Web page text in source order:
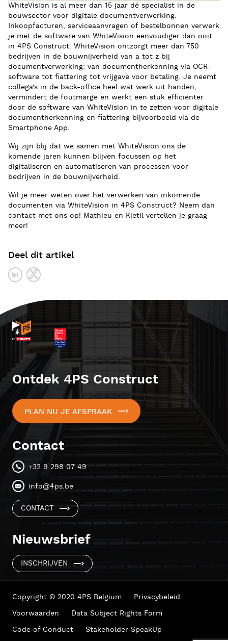
WhiteVision is al meer dan 15 jaar dé specialist in de
bouwsector voor digitale documentverwerking.
Inkoopfacturen, serviceaanvragen of bestelbonnen verwerk
je met de software van WhiteVision eenvoudiger dan ooit
in 4PS Construct. WhiteVision ontzorgt meer dan 750
bedrijven in de bouwnijverheid van a tot z bij
documentverwerking: van documentherkenning via OCR-
software tot fiattering tot vrijgave voor betaling. Je neemt
collega’s in de back-office heel wat werk uit handen,
vermindert de foutmarge en werkt een stuk efficiënter
door de software van WhiteVision in te zetten voor digitale
documentherkenning en fiattering bijvoorbeeld via de
Smartphone App.
Wij zijn blij dat we samen met WhiteVision ons de
komende jaren kunnen blijven focussen op het
digitaliseren en automatiseren van processen voor
bedrijven in de bouwnijverheid.
Wil je meer weten over het verwerken van inkomende
documenten via WhiteVision in 4PS Construct? Neem dan
contact met ons op! Mathieu en Kjetil vertellen je graag
meer!
Deel dit artikel
Ontdek 4PS Construct
PLAN NU JE AFSPRAAK
Contact
+32 9 298 07 49
info@4ps.be
CONTACT
Nieuwsbrief
INSCHRIJVEN
Copyright © 2020 4PS Belgium
Privacybeleid
Voorwaarden
Data Subject Rights Form
Code of Conduct
Stakeholder SpeakUp